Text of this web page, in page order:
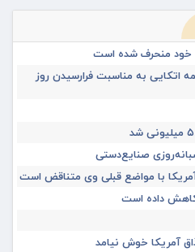
خود منحرف شده است
اتکایی به مناسبت فرارسیدن روز
با مواضع قبلی وی متناقض است
کاهش داده است
آمریکا خوش نیامد